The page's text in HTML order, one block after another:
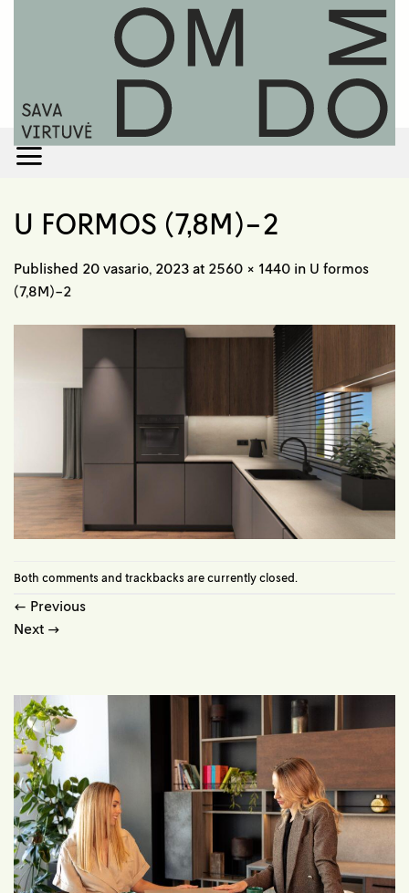
U FORMOS (7,8M)-2
Published 20 vasario, 2023 at 2560 × 1440 in U formos
(7,8M)-2
Both comments and trackbacks are currently closed.
← Previous
Next →